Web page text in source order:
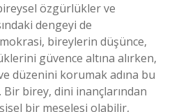
özgürlükler ve
dengeyi de
bireylerin düşünce,
güvence altına alırken,
düzenini korumak adına bu
birey, dini inançlarından
bir meselesi olabilir,